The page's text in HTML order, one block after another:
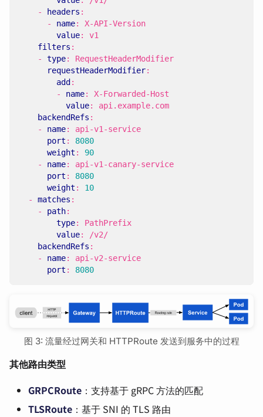
-
headers :
- name:
X-API-Version
value:
v1
filters :
- type:
RequestHeaderModifier
requestHeaderModifier:
add :
- name:
X-Forwarded-Host
value:
api.example.com
backendRefs :
- name:
api-v1-service
port :
8080
weight :
90
- name:
api-v1-canary-service
port :
8080
weight :
10
- matches :
- path:
type:
PathPrefix
value:
/v2/
backendRefs :
- name:
api-v2-service
port : 8080
图 3: 流量经过网关和 HTTPRoute 发送到服务中的过程
其他路由类型
GRPCRoute ：支持基于 gRPC 方法的匹配
TLSRoute ：基于 SNI 的 TLS 路由